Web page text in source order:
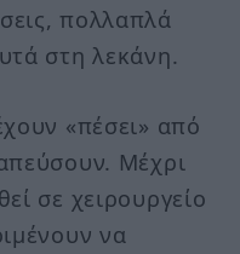
πολλαπλά
στη λεκάνη.
«πέσει» από
Μέχρι
σε χειρουργείο
να